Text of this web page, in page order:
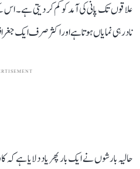
علاقوں تک پانی کی آمد کو کم کر دیتی ہے۔ اس
نادر ہی نمایاں ہوتا ہے اور اکثر صرف ایک
حالیہ بارشوں نے ایک بار پھر یاد دلایا ہے کہ